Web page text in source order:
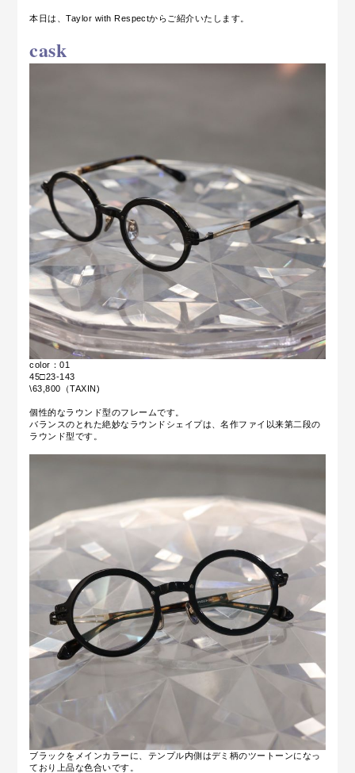
本日は、Taylor with Respectからご紹介いたします。
cask
color：01
45□23-143
\63,800（TAXIN)
個性的なラウンド型のフレームです。
バランスのとれた絶妙なラウンドシェイプは、名作ファイ以来第二段の
ラウンド型です。
ブラックをメインカラーに、テンプル内側はデミ柄のツートーンになっ
ており上品な色合いです。